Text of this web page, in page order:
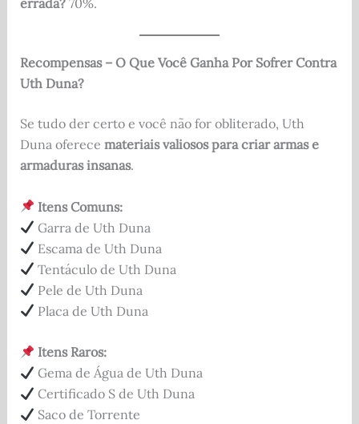
errada?70%.
Recompensas – O Que Você Ganha Por Sofrer Contra
Uth Duna?
Se tudo der certo e você não for obliterado, Uth
Duna oferece materiais valiosos para criar armas e
armaduras insanas.
Itens Comuns:
Garra de Uth Duna
Escama de Uth Duna
Tentáculo de Uth Duna
Pele de Uth Duna
Placa de Uth Duna
Itens Raros:
Gema de Água de Uth Duna
Certificado S de Uth Duna
Saco de Torrente